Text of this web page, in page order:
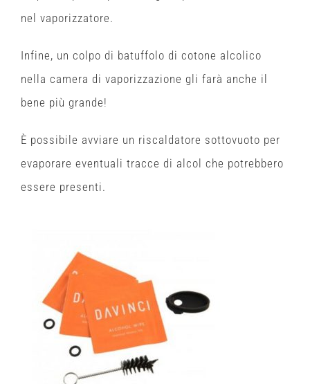
nel vaporizzatore.
Infine, un colpo di batuffolo di cotone alcolico
nella camera di vaporizzazione gli farà anche il
bene più grande!
È possibile avviare un riscaldatore sottovuoto per
evaporare eventuali tracce di alcol che potrebbero
essere presenti.